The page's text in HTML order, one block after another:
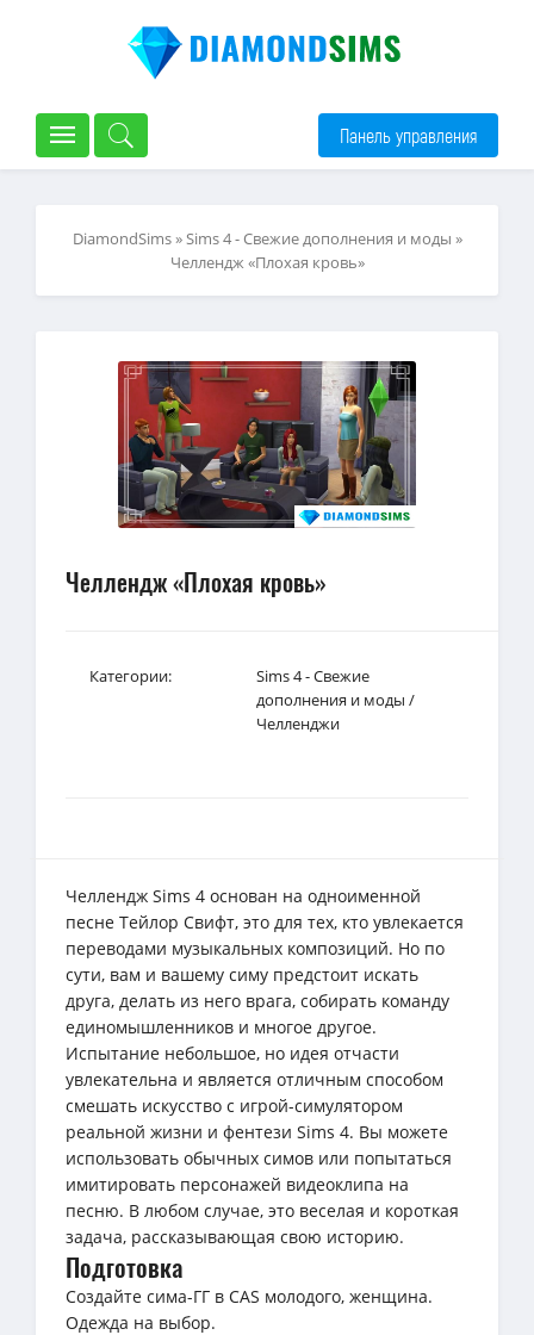
Панель управления
DiamondSims»Sims 4 - Свежие дополнения и моды »
Челлендж «Плохая кровь»
Челлендж «Плохая кровь»
Категории:
Sims 4 - Свежие
дополнения и моды /
Челленджи
Челлендж Sims 4 основан на одноименной
песне Тейлор Свифт, это для тех, кто увлекается
переводами музыкальных композиций. Но по
сути, вам и вашему симу предстоит искать
друга, делать из него врага, собирать команду
единомышленников и многое другое.
Испытание небольшое, но идея отчасти
увлекательна и является отличным способом
смешать искусство с игрой-симулятором
реальной жизни и фентези Sims 4. Вы можете
использовать обычных симов или попытаться
имитировать персонажей видеоклипа на
песню. В любом случае, это веселая и короткая
задача, рассказывающая свою историю.
Подготовка
Создайте сима-ГГ в CAS молодого, женщина.
Одежда на выбор.